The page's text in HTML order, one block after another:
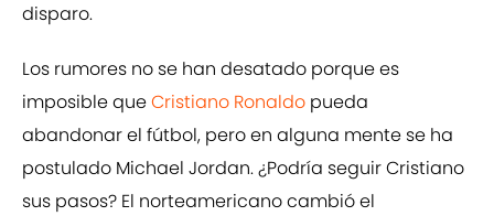
disparo.
Los rumores no se han desatado porque es
imposible queCristiano Ronaldo pueda
abandonar el fútbol, pero en alguna mente se ha
postulado Michael Jordan. ¿Podría seguir Cristiano
sus pasos? El norteamericano cambió el